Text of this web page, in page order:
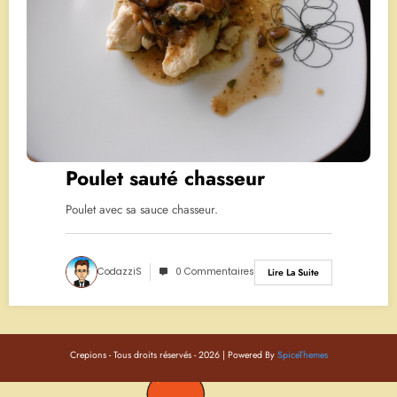
Poulet sauté chasseur
Poulet avec sa sauce chasseur.
CodazziS 0 Commentaires Lire La Suite
Crepions - Tous droits réservés - 2026 | Powered By SpiceThemes